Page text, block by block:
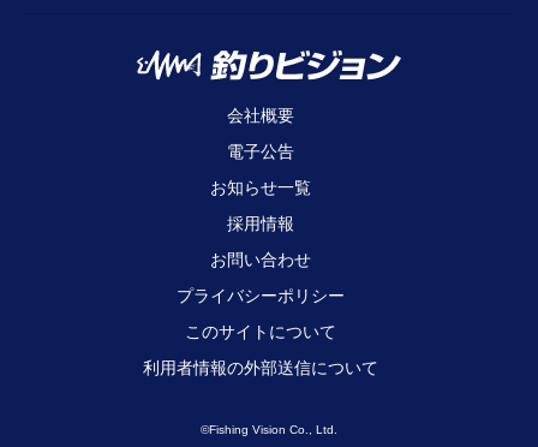
会社概要
電子公告
お知らせ一覧
採用情報
お問い合わせ
プライバシーポリシー
このサイトについて
利用者情報の外部送信について
©Fishing Vision Co., Ltd.